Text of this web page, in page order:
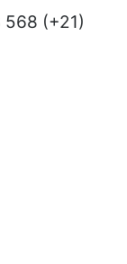
568 (+21)